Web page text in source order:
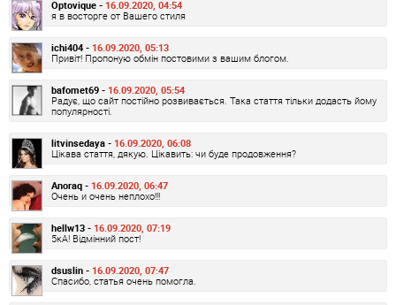
Optovique - 16.09.2020, 04:54
я в восторге от Вашего стиля
ichi404 - 16.09.2020, 05:13
Привіт! Пропоную обмін постовими з вашим блогом.
bafomet69 - 16.09.2020, 05:54
Радує, що сайт постійно розвивається. Така стаття тільки додасть йому
популярності.
litvinsedaya - 16.09.2020, 06:08
Цікава стаття, дякую. Цікавить: чи буде продовження?
Anoraq - 16.09.2020, 06:47
Очень и очень неплохо!!!
hellw13 - 16.09.2020, 07:19
5кА! Відмінний пост!
dsuslin - 16.09.2020, 07:47
Спасибо, статья очень помогла.